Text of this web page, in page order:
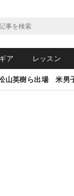
ギア レッスン
山英樹ら出場 米男